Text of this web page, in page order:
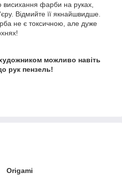
висихання фарби на руках,
Відмийте її якнайшвидше.
не є токсичною, але дуже
можливо навіть
рук пензель!
Origami